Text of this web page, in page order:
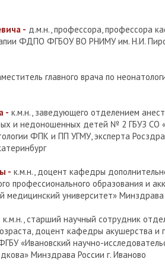
- д.м.н., профессора, профессора
ФДПО ФГБОУ ВО РНИМУ им. Н.И.
главного врача по
- к.м.н., заведующего отделением
и недоношенных детей № 2 ГБУЗ СО
ФПК и ПП УГМУ, эксперта
- к.м.н., доцент кафедры
профессионального образования и
медицинский университет» Минздрава
к.м.н., старший научный сотрудник
доцент кафедры акушерства и
«Ивановский научно-
Минздрава России г. Иваново